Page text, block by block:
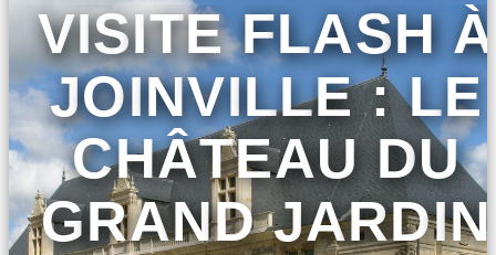
VISITE FLASH À
JOINVILLE : LE
CHÂTEAU DU
GRAND JARDIN